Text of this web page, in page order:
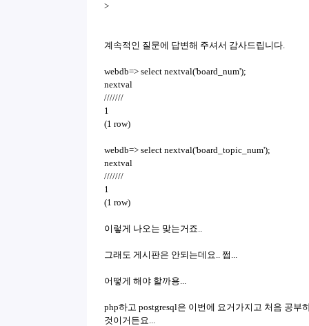
>
계속적인 질문에 답변해 주셔서 감사드립니다.
webdb=> select nextval('board_num');
nextval
///////
1
(1 row)
webdb=> select nextval('board_topic_num');
nextval
///////
1
(1 row)
이렇게 나오는 맞는거죠..
그래도 게시판은 안되는데요.. 쩝...
어떻게 해야 할까용...
php하고 postgresql은 이번에 요거가지고 처음 공부
것이거든요...